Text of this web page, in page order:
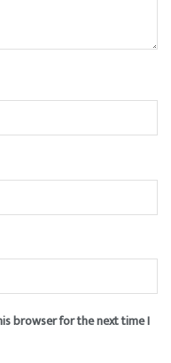
browser for the next time I